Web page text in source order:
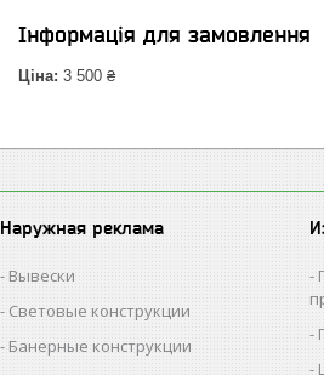
Інформація для замовлення
Ціна: 3 500 ₴
Наружная реклама
Вывески
Световые конструкции
Банерные конструкции